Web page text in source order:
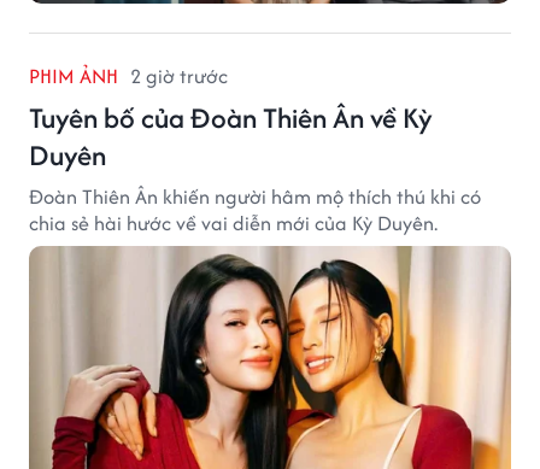
PHIM ẢNH 2 giờ trước
Tuyên bố của Đoàn Thiên Ân về Kỳ
Duyên
Đoàn Thiên Ân khiến người hâm mộ thích thú khi có
chia sẻ hài hước về vai diễn mới của Kỳ Duyên.